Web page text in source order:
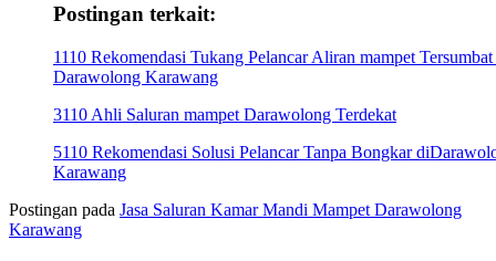
Postingan terkait:
1110 Rekomendasi Tukang Pelancar Aliran mampet
Darawolong Karawang
3110 Ahli Saluran mampet Darawolong Terdekat
5110 Rekomendasi Solusi Pelancar Tanpa Bongkar
Karawang
Postingan pada Jasa Saluran Kamar Mandi Mampet Darawolong
Karawang